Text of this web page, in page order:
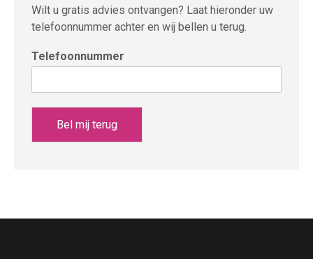
windowwindowwindowwindow
Wilt u gratis advies ontvangen? Laat hieronder uw
telefoonnummer achter en wij bellen u terug.
Telefoonnummer
Bel mij terug